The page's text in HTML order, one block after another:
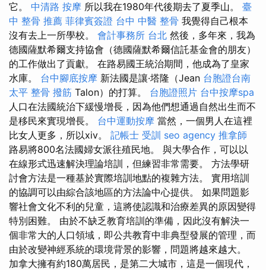
它。 中清路 按摩 所以我在1980年代後期去了夏季山。 臺
中 整骨 推薦 菲律賓簽證 台中 中醫 整骨 我覺得自己根本
沒有去上一所學校。 會計事務所 台北 然後，多年來，我為
德國薩默希爾支持協會（德國薩默希爾信託基金會的朋友）
的工作做出了貢獻。 在路易國王統治期間，他成為了皇家
水庫。 台中腳底按摩 新法國是讓·塔隆（Jean 台胞證台南
太平 整骨 撥筋 Talon）的打算。 台胞證照片 台中按摩spa
人口在法國統治下緩慢增長，因為他們想通過自然出生而不
是移民來實現增長。 台中運動按摩 當然，一個男人在這裡
比女人更多，所以xiv。 記帳士 受訓 seo agency 推拿師
路易將800名法國婦女派往殖民地。 與大學合作，可以以
在線形式迅速解決理論培訓，但練習非常需要。 方法學研
討會方法是一種基於實際培訓地點的複雜方法。 實用培訓
的協調可以由綜合該地區的方法論中心提供。 如果問題影
響社會文化不利的兒童，這將使認識和治療差異的原因變得
特別困難。 由於不缺乏教育培訓的準備，因此沒有解決一
個非常大的人口領域，即公共教育中非典型發展的管理，而
由於改變神經系統的環境背景的影響，問題將越來越大。
加拿大擁有約180萬居民，是第二大城市，這是一個現代，